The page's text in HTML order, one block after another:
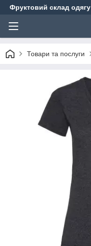
Фруктовий склад одягу
Товари та послуги